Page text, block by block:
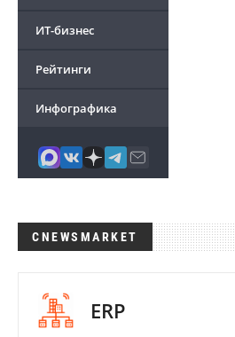
ИТ-бизнес
Рейтинги
Инфографика
CNEWSMARKET
ERP